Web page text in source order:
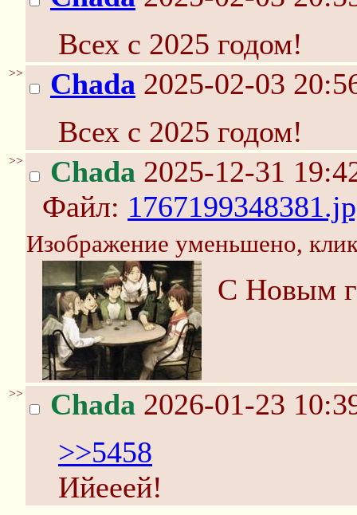
Всех с 2025 годом!
>> Chada 2025-02-03
Всех с 2025 годом!
>> Chada 2025-12-31
Файл:
Изображение уменьшено,
С Новым
>> Chada 2026-01-23
>>5458
Ийееей!